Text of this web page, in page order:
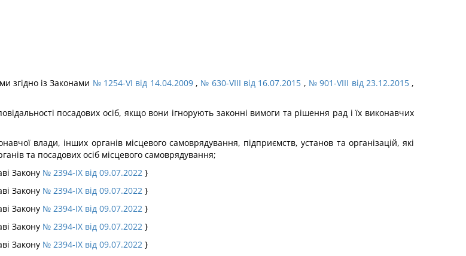
згідно із Законами № 1254-VI від 14.04.2009, № 630-VIII від 16.07.2015 , № 901-VIII від 23.12.2015,
посадових осіб, якщо вони ігнорують законні вимоги та рішення рад і їх виконавчих
влади, інших органів місцевого самоврядування, підприємств, установ та організацій, які
та посадових осіб місцевого самоврядування;
Закону № 2394-IX від 09.07.2022 }
Закону № 2394-IX від 09.07.2022 }
Закону № 2394-IX від 09.07.2022 }
Закону № 2394-IX від 09.07.2022 }
Закону № 2394-IX від 09.07.2022 }